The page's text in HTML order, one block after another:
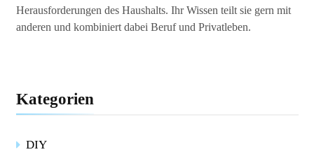
Herausforderungen des Haushalts. Ihr Wissen teilt sie gern mit
anderen und kombiniert dabei Beruf und Privatleben.
Kategorien
DIY